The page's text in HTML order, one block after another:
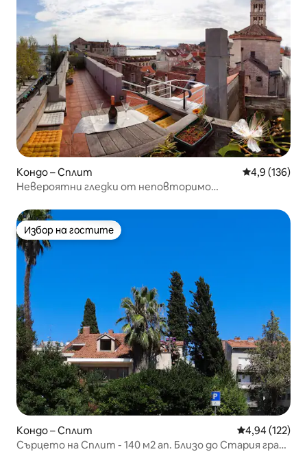
Кондо – Сплит Средна
4,9 (136)
Невероятни гледки от неповторимо
Избор на гостите
Избор на гостите
Кондо – Сплит Средна
4,94 (122)
Сърцето на Сплит - 140 м2 ап. Близо до Стария град